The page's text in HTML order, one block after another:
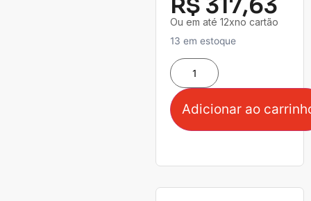
R$ 317,63
Ou em até 12xno cartão
13 em estoque
Adicionar ao